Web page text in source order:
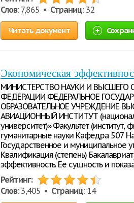
Слов: 7,865 • Страниц: 32
Читать документ
Экономическая
МИНИСТЕРСТВО НАУКИ И ВЫСШЕГО
ФЕДЕРАЦИИ ФЕДЕРАЛЬНОЕ
ОБРАЗОВАТЕЛЬНОЕ УЧРЕЖДЕНИЕ
АВИАЦИОННЫЙ ИНСТИТУТ
университет)» Факультет
гуманитарные науки Кафедра 507
Государственное и муниципальное
Квалификация (степень)
эффективность. Ее сущность и
Рейтинг:
Слов: 3,405 • Страниц: 14